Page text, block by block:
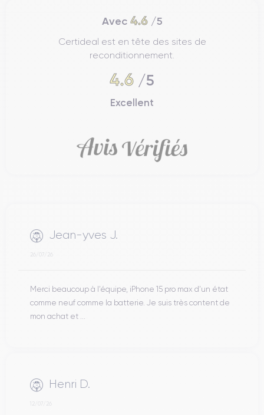
Avec 4.6/5
Certideal est en tête des sites de
reconditionnement.
4.6 /5
Excellent
Jean-yves J.
26/07/26
Merci beaucoup à l’équipe, iPhone 15 pro max d’un état
comme neuf comme la batterie. Je suis très content de
mon achat et ...
Henri D.
12/07/26